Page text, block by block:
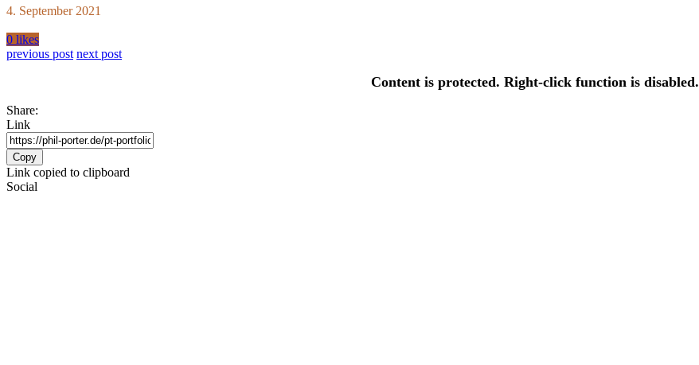
4. September 2021
0 likes
previous post next post
Content is protected. Right-click function is disabled.
Share:
Link
Copy
Link copied to clipboard
Social